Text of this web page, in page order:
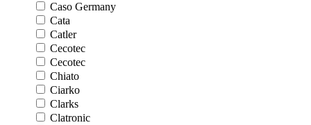
Caso Germany
Cata
Catler
Cecotec
Cecotec
Chiato
Ciarko
Clarks
Clatronic